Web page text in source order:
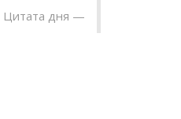
Цитата дня